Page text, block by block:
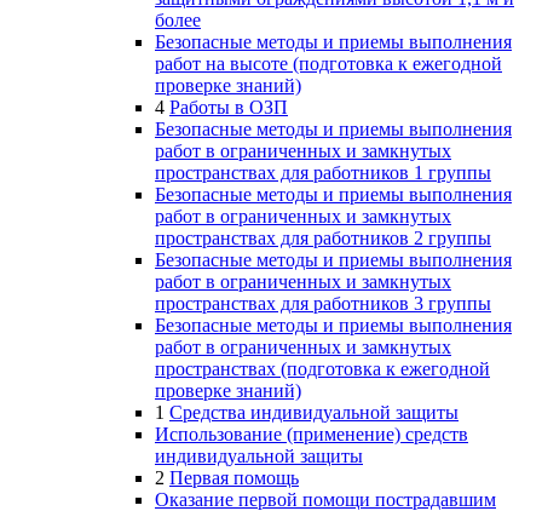
более
Безопасные методы и приемы выполнения
работ на высоте (подготовка к ежегодной
проверке знаний)
4 Работы в ОЗП
Безопасные методы и приемы выполнения
работ в ограниченных и замкнутых
пространствах для работников 1 группы
Безопасные методы и приемы выполнения
работ в ограниченных и замкнутых
пространствах для работников 2 группы
Безопасные методы и приемы выполнения
работ в ограниченных и замкнутых
пространствах для работников 3 группы
Безопасные методы и приемы выполнения
работ в ограниченных и замкнутых
пространствах (подготовка к ежегодной
проверке знаний)
1 Средства индивидуальной защиты
Использование (применение) средств
индивидуальной защиты
2 Первая помощь
Оказание первой помощи пострадавшим